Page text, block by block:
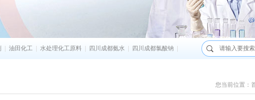
油田化工 水处理化工原料 四川成都氨水 四川成都氯酸钠
您当前位置：